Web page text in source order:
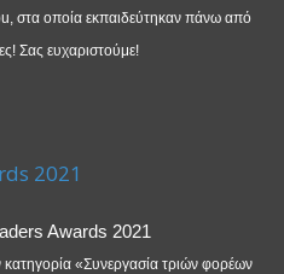
στα οποία εκπαιδεύτηκαν πάνω από
Σας ευχαριστούμε!
2021
«Συνεργασία τριών φορέων